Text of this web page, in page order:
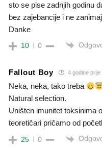
sto se pise zadnjih godinu
bez zajebancije i ne
Danke
10 0
Fallout Boy 4 godine prije
Neka, neka, tako treba
Natural selection.
Uništen imunitet toksinima
teoretičari pričamo od
25 0